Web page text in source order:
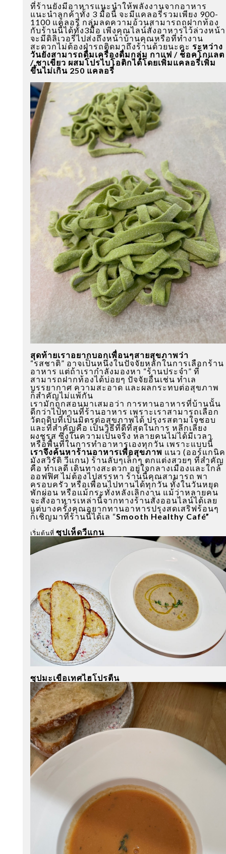
ที่ร้านยังมีอาหารแนะนำให้พลังงานจากอาหาร
แนะนำลูกค้าทั้ง 3 มื้อนี้ จะมีแคลอรี่รวมเพียง 900-
1100 แคลอรี่ กลุ่มลดความอ้วนสามารถถฝากท้อง
กับร้านนี้ได้ทั้ง3มื้อ เพีงคุณไลน์สั่งอาหารไว้ล่วงหน้า
จะมีดิลิเวอรี่ไปส่งถึงหน้าบ้านคุณหรือที่ทำงาน
สะดวกไม่ต้องฝ่ารถติดมาถึงร้านด้วยนะคะ ระหว่าง
วันยังสามารถดื่มเครื่องดื่มกลุ่ม กาแฟ / ช็อคโกแลต
/ ชาเขียว ผสมโปรไบโอติกได้โดยเพิ่มแคลอรี่เพิ่ม
ขึ้นไม่เกิน 250 แคลอรี่
สุดท้ายเราอยากบอกเพื่อนๆสายสุขภาพว่า
“รสชาติ” อาจเป็นหนึ่งในปัจจัยหลักในการเลือกร้าน
อาหาร แต่ถ้าเรากำลังมองหา “ร้านประจำ” ที่
สามารถฝากท้องได้บ่อยๆ ปัจจัยอื่นเช่น ทำเล
บรรยากาศ ความสะอาด และผลกระทบต่อสุขภาพ
ก็สำคัญไม่แพ้กัน
เรามักถูกสอนมาเสมอว่า การทานอาหารที่บ้านนั้น
ดีกว่าไปทานที่ร้านอาหาร เพราะเราสามารถเลือก
วัตถุดิบที่เป็นมิตรต่อสุขภาพได้ ปรุงรสตามใจชอบ
และที่สำคัญคือ เป็นวิธีที่ดีที่สุดในการ หลีกเลี่ยง
ผงชูรส ซึ่งในความเป็นจริง หลายคนไม่ได้มีเวลา
หรือพื้นที่ในการทำอาหารเองทุกวัน เพราะแบบนี้
เราจึงค้นหาร้านอาหารเพื่อสุขภาพ แนว (ออร์แกนิค
มังสวิรัติ วีแกน) ร้านลับๆเล็กๆ ตกแต่งสวยๆ ที่สำคัญ
คือ ทำเลดี เดินทางสะดวก อยู่ใจกลางเมืองและใกล้
ออฟฟิศ ไม่ต้องไปสรรหา ร้านนี้คุณสามารถ พา
ครอบครัว หรือเพื่อนไปทานได้ทุกวัน ทั้งในวันหยุด
พักผ่อน หรือแม้กระทั่งหลังเลิกงาน แม้ว่าหลายคน
จะสั่งอาหารเหล่านี้จากทางร้านสั่งออนไลน์ได้เลย
แต่บางครั้งคุณอยากทานอาหารปรุงสดเสริฟร้อนๆ
ก็เชิญมาที่ร้านนี้ได้เล “Smooth Healthy Café”
เริ่มต้นที่ ซุปเห็ดวีแกน
ซุปมะเขือเทศไฮโปรตีน